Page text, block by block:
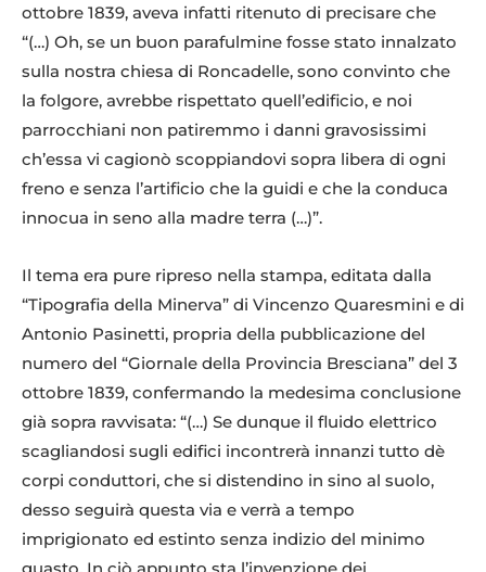
ottobre 1839, aveva infatti ritenuto di precisare che
“(…) Oh, se un buon parafulmine fosse stato innalzato
sulla nostra chiesa di Roncadelle, sono convinto che
la folgore, avrebbe rispettato quell’edificio, e noi
parrocchiani non patiremmo i danni gravosissimi
ch’essa vi cagionò scoppiandovi sopra libera di ogni
freno e senza l’artificio che la guidi e che la conduca
innocua in seno alla madre terra (…)”.
Il tema era pure ripreso nella stampa, editata dalla
“Tipografia della Minerva” di Vincenzo Quaresmini e di
Antonio Pasinetti, propria della pubblicazione del
numero del “Giornale della Provincia Bresciana” del 3
ottobre 1839, confermando la medesima conclusione
già sopra ravvisata: “(…) Se dunque il fluido elettrico
scagliandosi sugli edifici incontrerà innanzi tutto dè
corpi conduttori, che si distendino in sino al suolo,
desso seguirà questa via e verrà a tempo
imprigionato ed estinto senza indizio del minimo